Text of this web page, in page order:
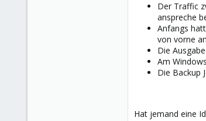
Der Traffic
anspreche
Anfangs
von vorne
Die
Am
Die Backup
Hat jemand eine